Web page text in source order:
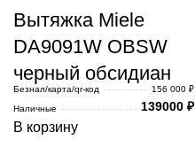
Вытяжка Miele
DA9091W OBSW
черный обсидиан
Безнал/карта/qr-код
156 000 ₽
Наличные
139000 ₽
В корзину